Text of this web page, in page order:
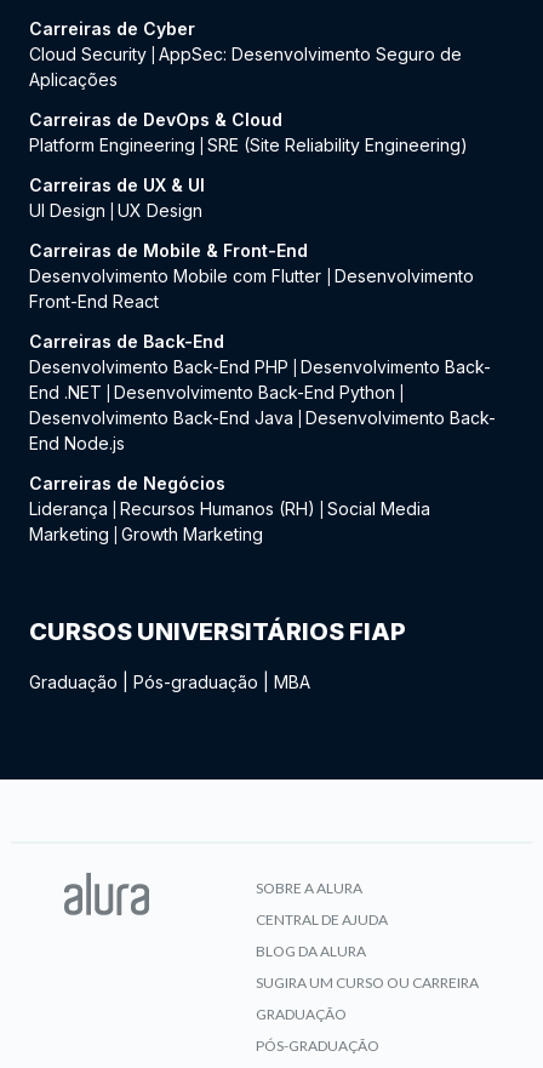
Carreiras de Cyber
Cloud Security AppSec: Desenvolvimento Seguro de
Aplicações
Carreiras de DevOps & Cloud
Platform Engineering
SRE (Site Reliability Engineering)
Carreiras de UX & UI
UI Design
UX Design
Carreiras de Mobile & Front-End
Desenvolvimento Mobile com Flutter
Desenvolvimento
Front-End React
Carreiras de Back-End
Desenvolvimento Back-End PHP
Desenvolvimento Back-
End .NET
Desenvolvimento Back-End Python
Desenvolvimento Back-End Java
Desenvolvimento Back-
End Node.js
Carreiras de Negócios
Liderança
Recursos Humanos (RH)
Social Media
Marketing
Growth Marketing
CURSOS UNIVERSITÁRIOS FIAP
Graduação Pós-graduação MBA
SOBRE A ALURA
CENTRAL DE AJUDA
BLOG DA ALURA
SUGIRA UM CURSO OU CARREIRA
GRADUAÇÃO
PÓS-GRADUAÇÃO